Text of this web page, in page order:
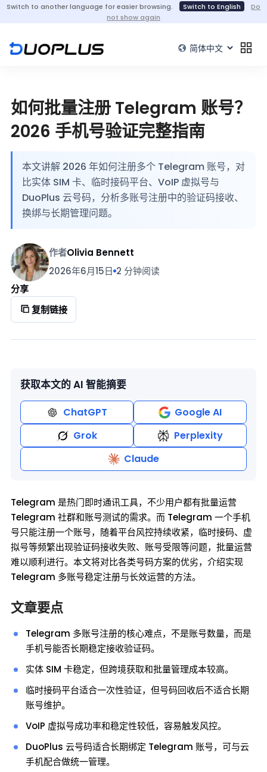
Switch to another language for easier browsing. Switch to English
Do
not show again
如何批量注册 Telegram 账号？
2026 手机号验证完整指南
本文讲解 2026 年如何注册多个 Telegram 账号，对
比实体 SIM 卡、临时接码平台、VoIP 虚拟号与
DuoPlus 云号码，分析多账号注册中的验证码接收、
换绑与长期管理问题。
作者Olivia Bennett
2026年6月15日 2 分钟阅读
分享
复制链接
获取本文的 AI 智能摘要
ChatGPT
Google AI
Grok
Perplexity
Claude
Telegram 是热门即时通讯工具，不少用户都有批量运营
Telegram 社群和账号测试的需求。而 Telegram 一个手机
号只能注册一个账号，随着平台风控持续收紧，临时接码、虚
拟号等频繁出现验证码接收失败、账号受限等问题，批量运营
难以顺利进行。本文将对比各类号码方案的优劣，介绍实现
Telegram 多账号稳定注册与长效运营的方法。
文章要点
Telegram 多账号注册的核心难点，不是账号数量，而是
手机号能否长期稳定接收验证码。
实体 SIM 卡稳定，但跨境获取和批量管理成本较高。
临时接码平台适合一次性验证，但号码回收后不适合长期
账号维护。
VoIP 虚拟号成功率和稳定性较低，容易触发风控。
DuoPlus 云号码适合长期绑定 Telegram 账号，可与云
手机配合做统一管理。